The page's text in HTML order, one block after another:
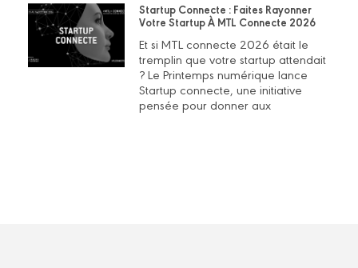
Startup Connecte : Faites Rayonner
Votre Startup À MTL Connecte 2026
Et si MTL connecte 2026 était le
tremplin que votre startup attendait
? Le Printemps numérique lance
Startup connecte, une initiative
pensée pour donner aux